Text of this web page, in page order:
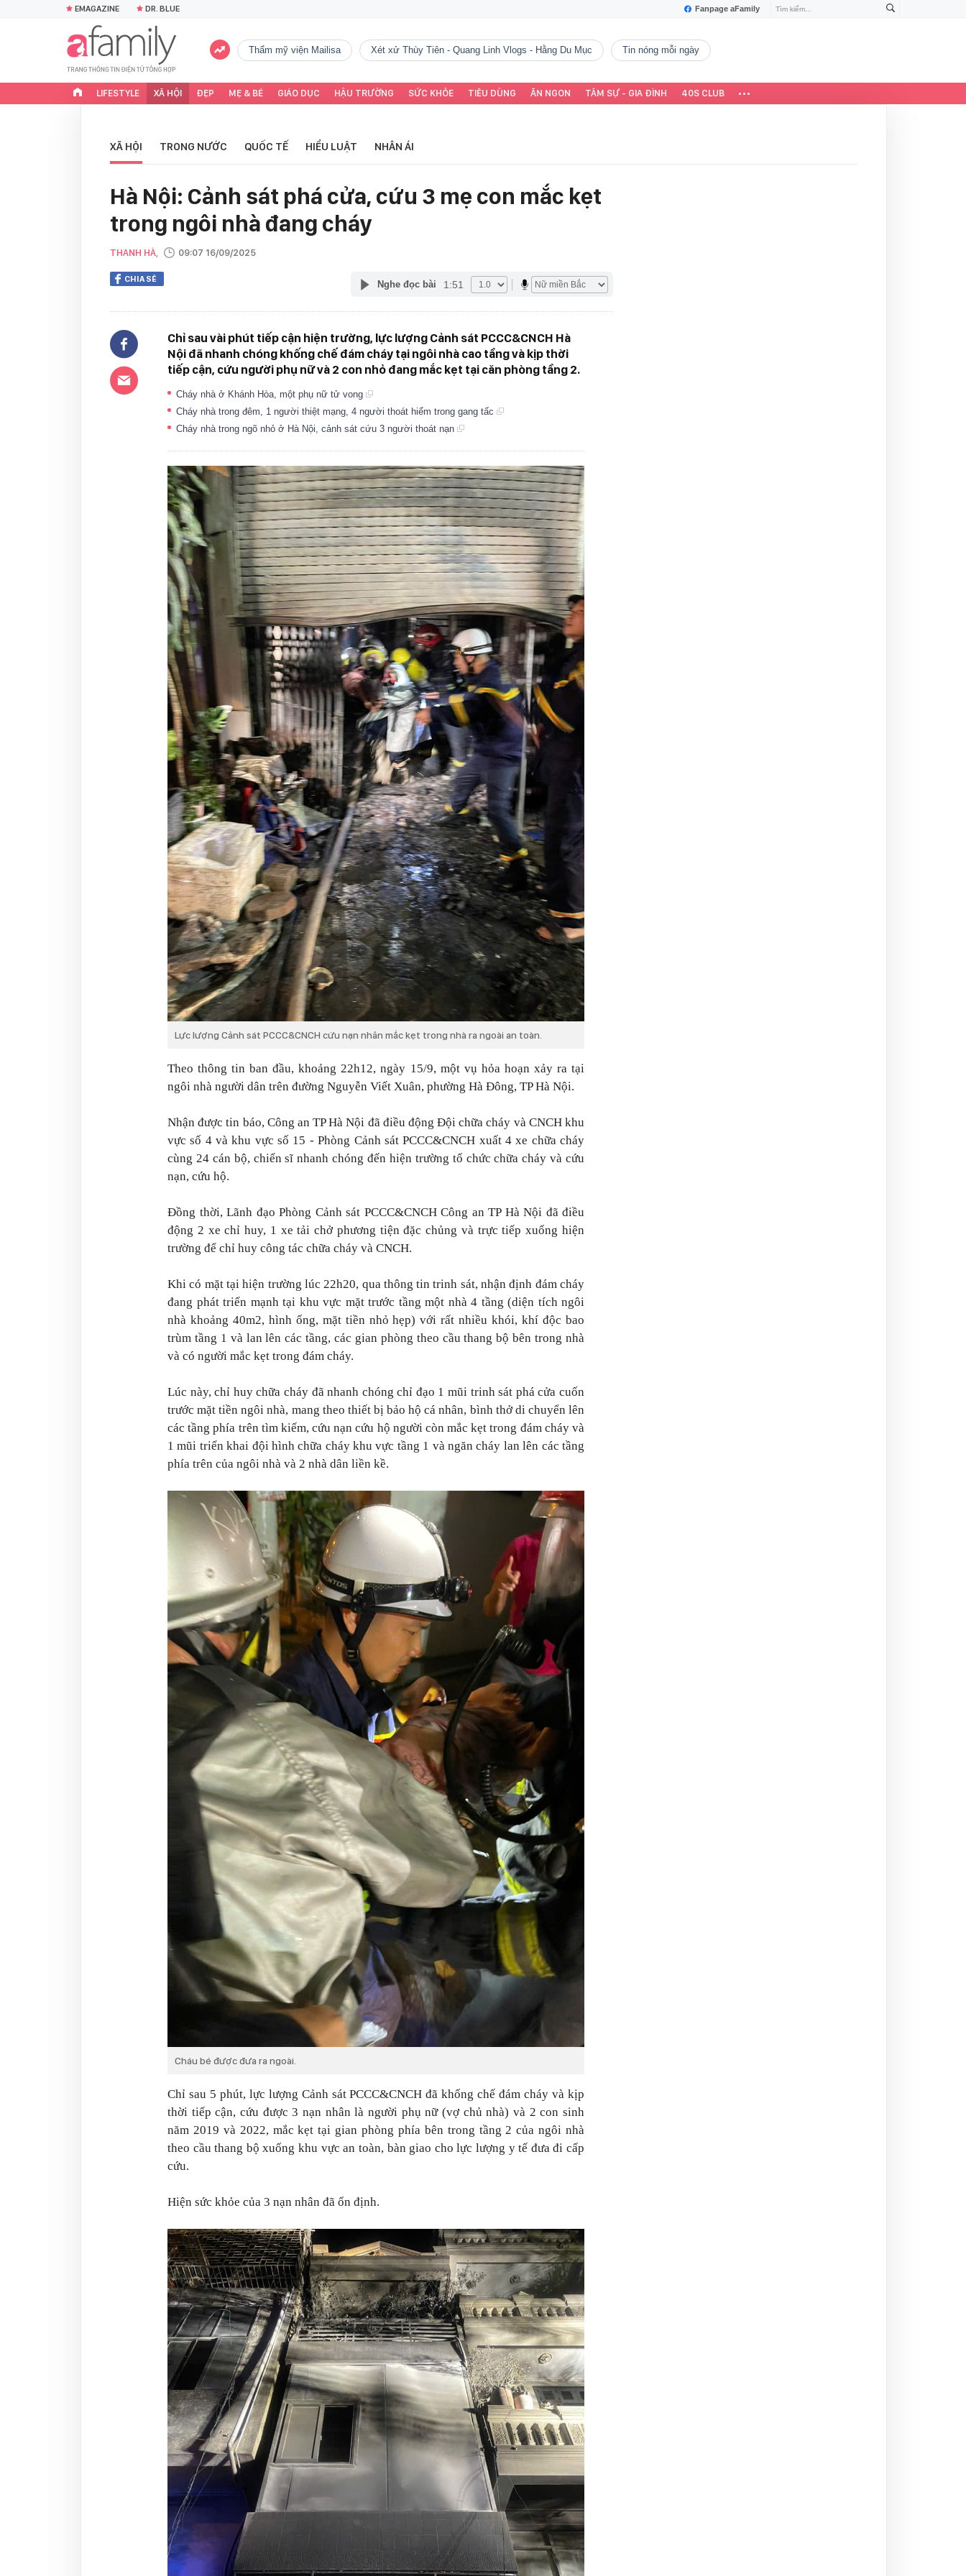
Fanpage aFamily
EMAGAZINE DR. BLUE
Thẩm mỹ viện Mailisa Xét xử Thùy Tiên - Quang Linh Vlogs - Hằng Du Mục tin nóng mỗi ngày
LIFESTYLE XÃ HỘI ĐẸP MẸ & BÉ GIÁO DỤC HẬU TRƯỜNG SỨC KHỎE TIÊU DÙNG ĂN NGON TÂM SỰ - GIA ĐÌNH 40S CLUB
XÃ HỘI TRONG NƯỚC QUỐC TẾ HIỂU LUẬT NHÂN ÁI
Hà Nội: Cảnh sát phá cửa, cứu 3 mẹ con mắc kẹt
trong ngôi nhà đang cháy
THANH HÀ, 09:07 16/09/2025
CHIA SẺ Nghe đọc bài 1:51
Chỉ sau vài phút tiếp cận hiện trường, lực lượng Cảnh sát PCCC&CNCH Hà
Nội đã nhanh chóng khống chế đám cháy tại ngôi nhà cao tầng và kịp thời
tiếp cận, cứu người phụ nữ và 2 con nhỏ đang mắc kẹt tại căn phòng tầng 2.
Cháy nhà ở Khánh Hòa, một phụ nữ tử vong
Cháy nhà trong đêm, 1 người thiệt mạng, 4 người thoát hiểm trong gang tấc
Cháy nhà trong ngõ nhỏ ở Hà Nội, cảnh sát cứu 3 người thoát nạn
Lực lượng Cảnh sát PCCC&CNCH cứu nạn nhân mắc kẹt trong nhà ra ngoài an toàn.
Theo thông tin ban đầu, khoảng 22h12, ngày 15/9, một vụ hỏa hoạn xảy ra tại
ngôi nhà người dân trên đường Nguyễn Viết Xuân, phường Hà Đông, TP Hà Nội.
Nhận được tin báo, Công an TP Hà Nội đã điều động Đội chữa cháy và CNCH khu
vực số 4 và khu vực số 15 - Phòng Cảnh sát PCCC&CNCH xuất 4 xe chữa cháy
cùng 24 cán bộ, chiến sĩ nhanh chóng đến hiện trường tổ chức chữa cháy và cứu
nạn, cứu hộ.
Đồng thời, Lãnh đạo Phòng Cảnh sát PCCC&CNCH Công an TP Hà Nội đã điều
động 2 xe chỉ huy, 1 xe tải chở phương tiện đặc chủng và trực tiếp xuống hiện
trường để chỉ huy công tác chữa cháy và CNCH.
Khi có mặt tại hiện trường lúc 22h20, qua thông tin trinh sát, nhận định đám cháy
đang phát triển mạnh tại khu vực mặt trước tầng một nhà 4 tầng (diện tích ngôi
nhà khoảng 40m2, hình ống, mặt tiền nhỏ hẹp) với rất nhiều khói, khí độc bao
trùm tầng 1 và lan lên các tầng, các gian phòng theo cầu thang bộ bên trong nhà
và có người mắc kẹt trong đám cháy.
Lúc này, chỉ huy chữa cháy đã nhanh chóng chỉ đạo 1 mũi trinh sát phá cửa cuốn
trước mặt tiền ngôi nhà, mang theo thiết bị bảo hộ cá nhân, bình thở di chuyển lên
các tầng phía trên tìm kiếm, cứu nạn cứu hộ người còn mắc kẹt trong đám cháy và
1 mũi triển khai đội hình chữa cháy khu vực tầng 1 và ngăn cháy lan lên các tầng
phía trên của ngôi nhà và 2 nhà dân liền kề.
Cháu bé được đưa ra ngoài.
Chỉ sau 5 phút, lực lượng Cảnh sát PCCC&CNCH đã khống chế đám cháy và kịp
thời tiếp cận, cứu được 3 nạn nhân là người phụ nữ (vợ chủ nhà) và 2 con sinh
năm 2019 và 2022, mắc kẹt tại gian phòng phía bên trong tầng 2 của ngôi nhà
theo cầu thang bộ xuống khu vực an toàn, bàn giao cho lực lượng y tế đưa đi cấp
cứu.
Hiện sức khỏe của 3 nạn nhân đã ổn định.